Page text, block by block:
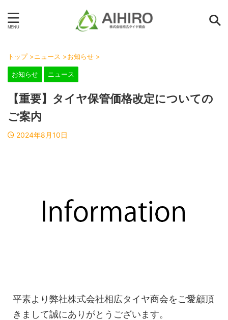
トップ >ニュース >お知らせ >
お知らせ ニュース
【重要】タイヤ保管価格改定についての
ご案内
2024年8月10日
平素より弊社株式会社相広タイヤ商会をご愛顧頂
きまして誠にありがとうございます。